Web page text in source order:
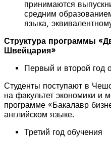
принимаются
средним
языка,
Структура программы
Швейцария»
Первый и второй год
Студенты поступают в
на факультет экономики и
программе «Бакалавр
английском языке.
Третий год обучения